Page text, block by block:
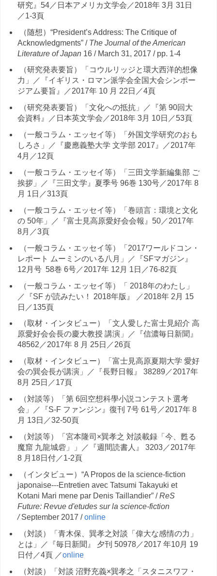
研究』54／日本アメリカ文学会／2018年 3月 31日
／1-3頁
（随想）“President’s Address: The Critique of
Acknowledgments” / The Journal of the American
Literature of Japan16 / March 31, 2017 / pp. 1-4
（研究発表要旨）「コウルリッジと環大西洋的想像
力」／『イギリス・ロマン派学会全国大会シンポー
ジアム要旨』／2017年 10 月 22日／4頁
（研究発表要旨）「文化への抵抗」／『第 90回大
会資料』／日本英文学会／2018年 3月 10日／53頁
（一般コラム・エッセイ等）「外国文学研究のおも
しろさ」／『慶應義塾大学 文学部 2017』／2017年
4月／12頁
（一般コラム・エッセイ等）「三田文学新編集部 ご
挨拶」／『三田文学』夏季号 96巻 130号／2017年 8
月 1日／313頁
（一般コラム・エッセイ等）「巻頭言：環境と文化
の 50年」／『富士見高原愛好会会報』50／2017年
8月／3頁
（一般コラム・エッセイ等）「2017ワールドコン・
レポート ムーミンのいる八月」／『SFマガジン』
12月号 58巻 6号／2017年 12月 1日／76-82頁
（一般コラム・エッセイ等）「 2018年のわたし」
／『SF が読みたい！ 2018年版』 ／2018年 2月 15
日／135頁
（取材・インタビュー）「文人愛した富士見紹介 高
原愛好会会長の慶大教授 講演」／『信濃毎日新聞』
48562／2017年 8 月 25日／26頁
（取材・インタビュー）「富士見高原夏期大学 愛好
会の巽会長が講演」／『長野日報』 38289／2017年
8月 25日／17頁
（対談等）「第 6回空想科學小説コンテスト選考
会」／『S-F ファンジン』復刊 7号 61号／2017年 8
月 13日／32-50頁
（対談等）「宮本隆司×巽孝之 対談載録「今、甦る
魔窟 九龍城砦」」／『週間読書人』 3203／2017年
8 月18日付／1-2頁
（インタビュー）“A Propos de la science-fiction
japonaise---Entretien avec Tatsumi Takayuki et
Kotani Mari mene par Denis Taillandier” /ReS
Future: Revue d'etudes sur la science-fiction
/September 2017 /online
（対談）「青木保、巽孝之対談「偉大な感情の力」
とは」／『毎日新聞』 夕刊 50978／2017 年10月 19
日付／4頁 ／online
（対談）「対談 沼野充義×巽孝之「スタニスワフ・